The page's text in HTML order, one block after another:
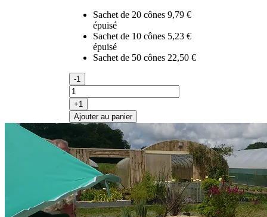
Sachet de 20 cônes 9,79 €
épuisé
Sachet de 10 cônes 5,23 €
épuisé
Sachet de 50 cônes 22,50 €
-1
+1
Ajouter au panier